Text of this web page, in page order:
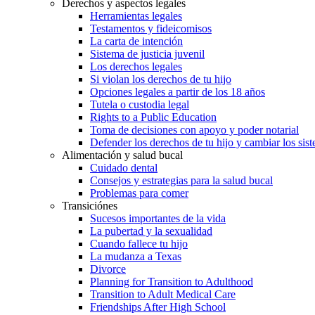
Derechos y aspectos legales
Herramientas legales
Testamentos y fideicomisos
La carta de intención
Sistema de justicia juvenil
Los derechos legales
Si violan los derechos de tu hijo
Opciones legales a partir de los 18 años
Tutela o custodia legal
Rights to a Public Education
Toma de decisiones con apoyo y poder notarial
Defender los derechos de tu hijo y cambiar los
Alimentación y salud bucal
Cuidado dental
Consejos y estrategias para la salud bucal
Problemas para comer
Transiciónes
Sucesos importantes de la vida
La pubertad y la sexualidad
Cuando fallece tu hijo
La mudanza a Texas
Divorce
Planning for Transition to Adulthood
Transition to Adult Medical Care
Friendships After High School